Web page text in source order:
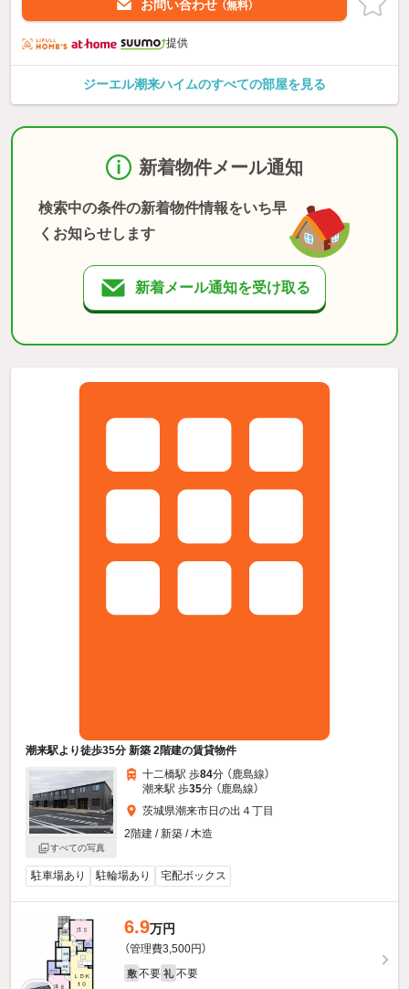
お問い合わせ （無料）
提供
ジーエル潮来ハイムのすべての部屋を見る
新着物件メール通知
検索中の条件の新着物件情報をいち早
くお知らせします
新着メール通知を受け取る
潮来駅より徒歩35分 新築 2階建の賃貸物件
すべての写真
十二橋駅 歩84分 （鹿島線）
潮来駅 歩35分 （鹿島線）
茨城県潮来市日の出４丁目
2階建 / 新築 / 木造
駐車場あり 駐輪場あり 宅配ボックス
6.9万円
（管理費3,500円）
敷 不要 礼 不要